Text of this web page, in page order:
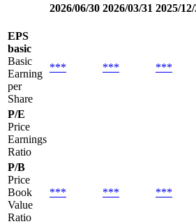
2026/06/30 2026/03/31 2025/12/
EPS
basic
Basic
Earning
per
Share
*** *** ***
P/E
Price
Earnings
Ratio
P/B
Price
Book
Value
Ratio
*** *** ***